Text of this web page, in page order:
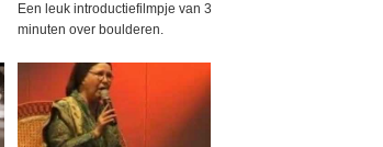
Een leuk introductiefilmpje van 3
minuten over boulderen.